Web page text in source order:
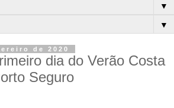
▼
▼
de 2020
dia do Verão Costa
Seguro